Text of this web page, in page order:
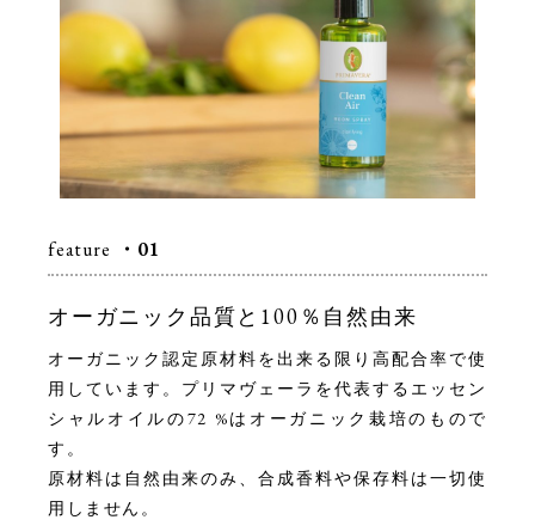
feature ・01
オーガニック品質と100％自然由来
オーガニック認定原材料を出来る限り高配合率で使
用しています。プリマヴェーラを代表するエッセン
シャルオイルの72 %はオーガニック栽培のもので
す。
原材料は自然由来のみ、合成香料や保存料は一切使
用しません。